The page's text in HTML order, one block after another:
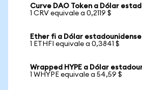
Curve DAO Token a Dólar
1 CRV equivale a 0,2119 $
Ether fi a Dólar estadounidense
1 ETHFI equivale a 0,3841 $
Wrapped HYPE a Dólar
1 WHYPE equivale a 54,59 $